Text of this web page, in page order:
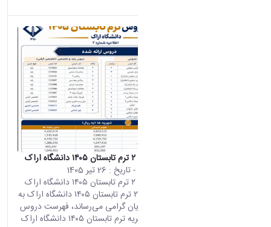
- تاریخ : 26 تیر 1405
اطلاعیه شماره ۲ ترم تابستان ۱۴۰۵ دانشگاه اراک
اطلاعیه شماره ۲ ترم تابستان ۱۴۰۵ دانشگاه اراک به
اطلاع دانشجویان گرامی می‌رساند، فهرست دروس
ارائه‌شده و شهریه ترم تابستان ۱۴۰۵ دانشگاه اراک